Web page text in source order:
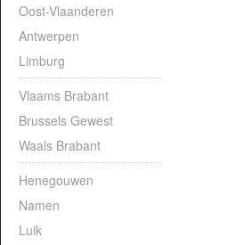
Oost-Vlaanderen
Antwerpen
Limburg
Vlaams Brabant
Brussels Gewest
Waals Brabant
Henegouwen
Namen
Luik